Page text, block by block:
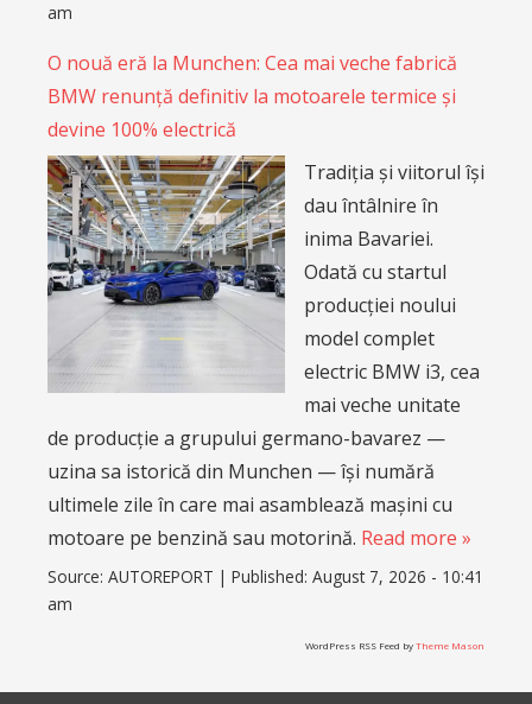
am
O nouă eră la Munchen: Cea mai veche fabrică
BMW renunță definitiv la motoarele termice și
devine 100% electrică
Tradiția și viitorul își
dau întâlnire în
inima Bavariei.
Odată cu startul
producției noului
model complet
electric BMW i3, cea
mai veche unitate
de producție a grupului germano-bavarez —
uzina sa istorică din Munchen — își numără
ultimele zile în care mai asamblează mașini cu
motoare pe benzină sau motorină. Read more »
Source: AUTOREPORT | Published: August 7, 2026 - 10:41
am
WordPress RSS Feed byTheme Mason